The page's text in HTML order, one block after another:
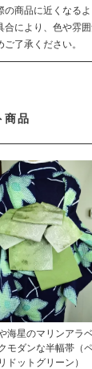
の商品に近くなる
合により、色や雰
了承ください。
商品
海星のマリンアラ
モダンな半幅帯（
リドットグリーン）